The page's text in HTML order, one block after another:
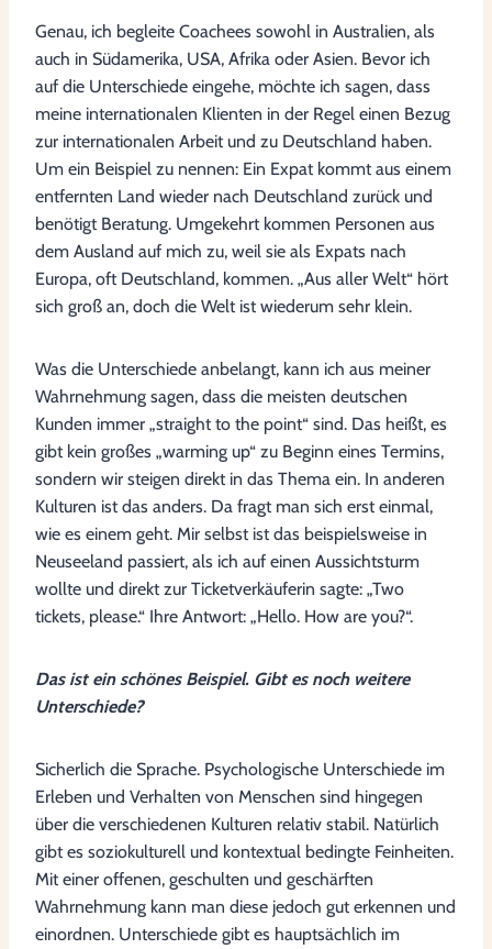
Genau, ich begleite Coachees sowohl in Australien, als
auch in Südamerika, USA, Afrika oder Asien. Bevor ich
auf die Unterschiede eingehe, möchte ich sagen, dass
meine internationalen Klienten in der Regel einen Bezug
zur internationalen Arbeit und zu Deutschland haben.
Um ein Beispiel zu nennen: Ein Expat kommt aus einem
entfernten Land wieder nach Deutschland zurück und
benötigt Beratung. Umgekehrt kommen Personen aus
dem Ausland auf mich zu, weil sie als Expats nach
Europa, oft Deutschland, kommen. „Aus aller Welt“ hört
sich groß an, doch die Welt ist wiederum sehr klein.
Was die Unterschiede anbelangt, kann ich aus meiner
Wahrnehmung sagen, dass die meisten deutschen
Kunden immer „straight to the point“ sind. Das heißt, es
gibt kein großes „warming up“ zu Beginn eines Termins,
sondern wir steigen direkt in das Thema ein. In anderen
Kulturen ist das anders. Da fragt man sich erst einmal,
wie es einem geht. Mir selbst ist das beispielsweise in
Neuseeland passiert, als ich auf einen Aussichtsturm
wollte und direkt zur Ticketverkäuferin sagte: „Two
tickets, please.“ Ihre Antwort: „Hello. How are you?“.
Das ist ein schönes Beispiel. Gibt es noch weitere
Unterschiede?
Sicherlich die Sprache. Psychologische Unterschiede im
Erleben und Verhalten von Menschen sind hingegen
über die verschiedenen Kulturen relativ stabil. Natürlich
gibt es soziokulturell und kontextual bedingte Feinheiten.
Mit einer offenen, geschulten und geschärften
Wahrnehmung kann man diese jedoch gut erkennen und
einordnen. Unterschiede gibt es hauptsächlich im